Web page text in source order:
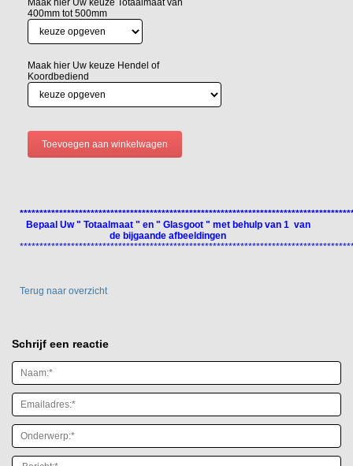
Maak hier Uw keuze Totaalmaat van
400mm tot 500mm
Maak hier Uw keuze Hendel of
Koordbediend
Bepaal Uw " Totaalmaat " en " Glasgoot " met behulp van 1 van
de bijgaande afbeeldingen
Terug naar overzicht
Schrijf een reactie